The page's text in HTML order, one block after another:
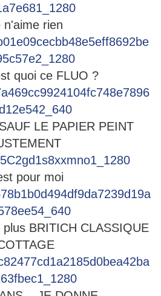
n'aime rien
quoi ce FLUO ?
LE PAPIER PEINT
pour moi
BRITICH CLASSIQUE